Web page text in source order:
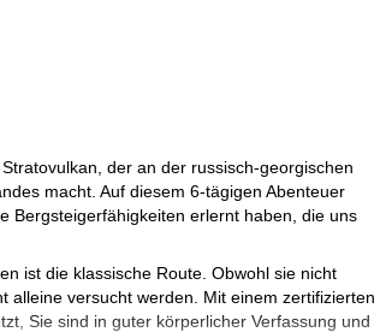
der an der russisch-georgischen
macht. Auf diesem 6-tägigen Abenteuer
Bergsteigerfähigkeiten erlernt haben, die uns
ist die klassische Route. Obwohl sie nicht
alleine versucht werden. Mit einem zertifizierten
Sie sind in guter körperlicher Verfassung und